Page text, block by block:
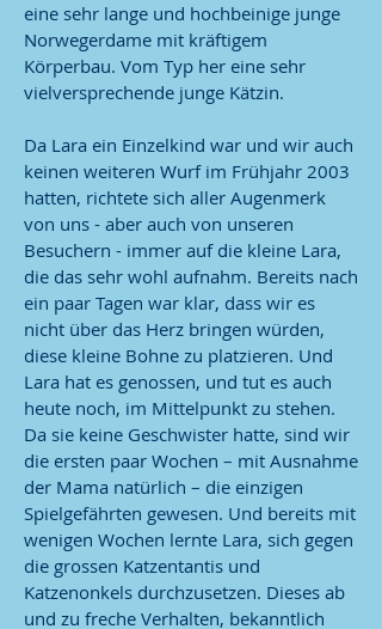
eine sehr lange und hochbeinige junge
Norwegerdame mit kräftigem
Körperbau. Vom Typ her eine sehr
vielversprechende junge Kätzin.
Da Lara ein Einzelkind war und wir auch
keinen weiteren Wurf im Frühjahr 2003
hatten, richtete sich aller Augenmerk
von uns - aber auch von unseren
Besuchern - immer auf die kleine Lara,
die das sehr wohl aufnahm. Bereits nach
ein paar Tagen war klar, dass wir es
nicht über das Herz bringen würden,
diese kleine Bohne zu platzieren. Und
Lara hat es genossen, und tut es auch
heute noch, im Mittelpunkt zu stehen.
Da sie keine Geschwister hatte, sind wir
die ersten paar Wochen – mit Ausnahme
der Mama natürlich – die einzigen
Spielgefährten gewesen. Und bereits mit
wenigen Wochen lernte Lara, sich gegen
die grossen Katzentantis und
Katzenonkels durchzusetzen. Dieses ab
und zu freche Verhalten, bekanntlich